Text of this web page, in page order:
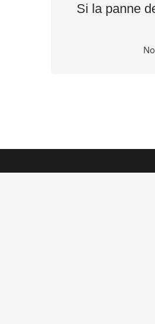
Si la panne